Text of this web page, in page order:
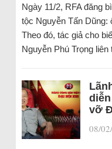
Ngày 11/2, RFA đăng
tộc Nguyễn Tấn Dũng:
Theo đó, tác giả cho
Nguyễn Phú Trọng
vỡ
08/